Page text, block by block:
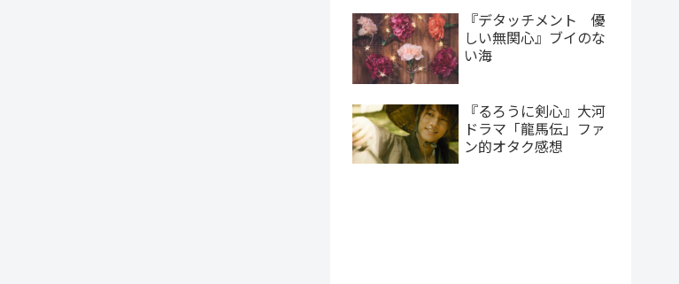
『デタッチメント 優
しい無関心』ブイのな
い海
『るろうに剣心』大河
ドラマ「龍馬伝」ファ
ン的オタク感想